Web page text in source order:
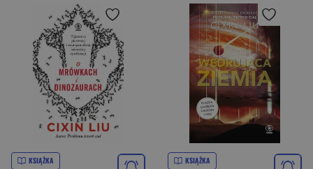
KSIĄŻKA KSIĄŻKA